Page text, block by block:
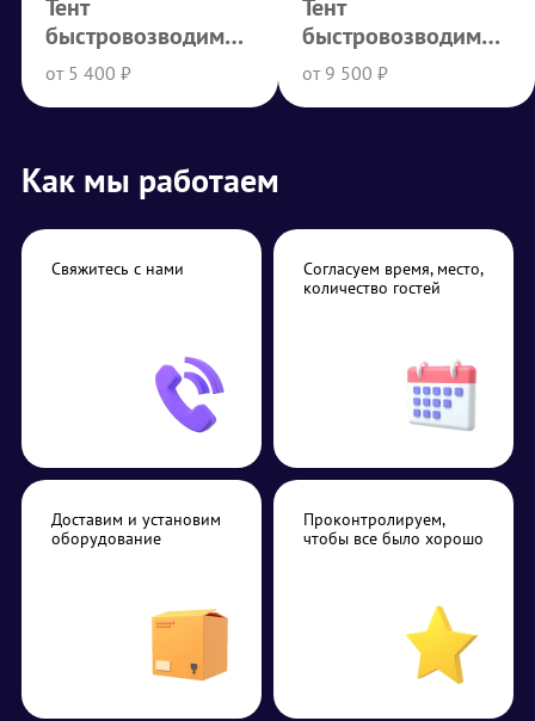
Тент
быстровозводимый
2 х 2 м
от 5 400 ₽
Тент
быстровозводимый
3 х 4.5 м
от 9 500 ₽
Как мы работаем
Свяжитесь с нами
Согласуем время, место,
количество гостей
Доставим и установим
оборудование
Проконтролируем,
чтобы все было хорошо